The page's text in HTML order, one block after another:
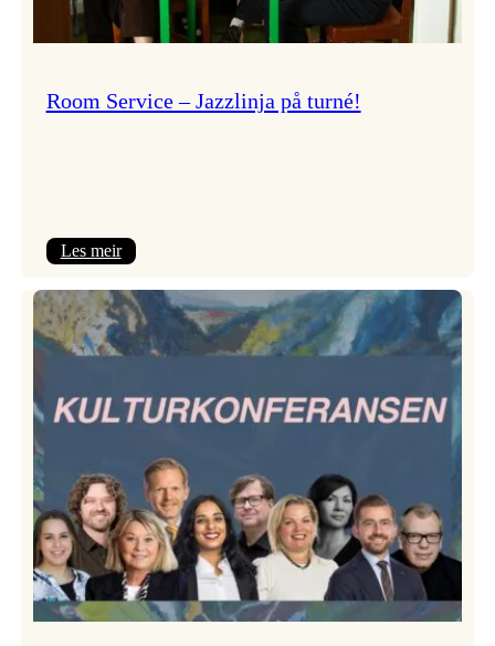
Room Service – Jazzlinja på turné!
Les meir:
Service
–
Jazzlinja
turné!